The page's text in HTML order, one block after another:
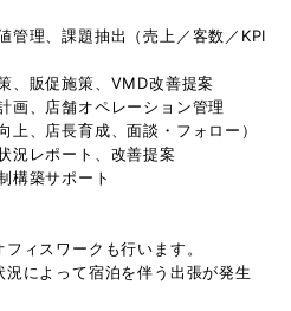
管理、課題抽出（売上／客数／KPI
、販促施策、VMD改善提案
画、店舗オペレーション管理
上、店長育成、面談・フォロー）
況レポート、改善提案
構築サポート
ィスワークも行います。
によって宿泊を伴う出張が発生